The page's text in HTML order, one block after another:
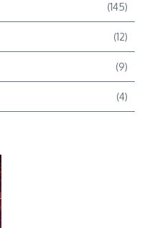
(145)
(12)
(9)
(4)